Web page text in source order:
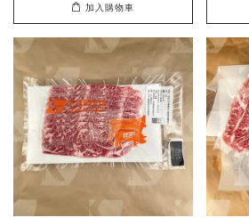
加入購物車